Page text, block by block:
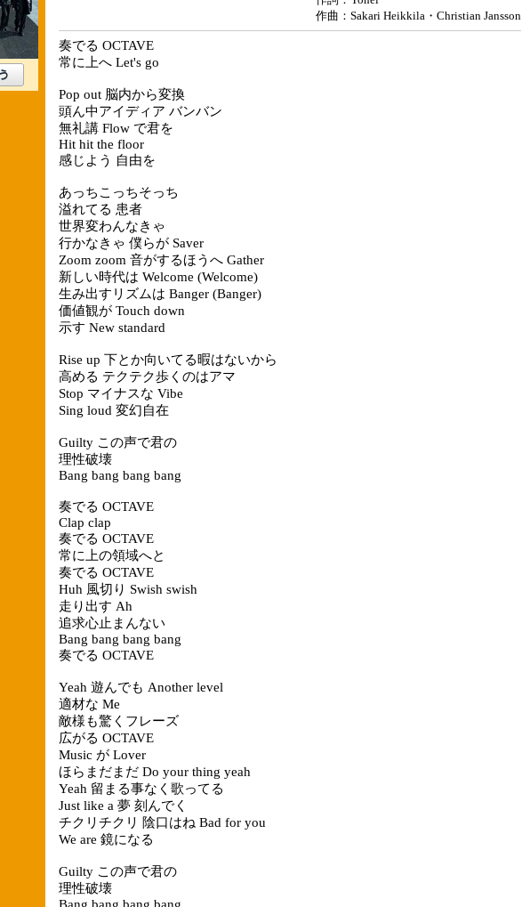
作曲：Sakari Heikkila・Christian Jansson
奏でる OCTAVE
常に上へ Let's go
Pop out 脳内から変換
頭ん中アイディア バンバン
無礼講 Flow で君を
Hit hit the floor
感じよう 自由を
あっちこっちそっち
溢れてる 患者
世界変わんなきゃ
行かなきゃ 僕らが Saver
Zoom zoom 音がするほうへ Gather
新しい時代は Welcome (Welcome)
生み出すリズムは Banger (Banger)
価値観が Touch down
示す New standard
Rise up 下とか向いてる暇はないから
高める テクテク歩くのはアマ
Stop マイナスな Vibe
Sing loud 変幻自在
Guilty この声で君の
理性破壊
Bang bang bang bang
奏でる OCTAVE
Clap clap
奏でる OCTAVE
常に上の領域へと
奏でる OCTAVE
Huh 風切り Swish swish
走り出す Ah
追求心止まんない
Bang bang bang bang
奏でる OCTAVE
Yeah 遊んでも Another level
適材な Me
敵様も驚くフレーズ
広がる OCTAVE
Music が Lover
ほらまだまだ Do your thing yeah
Yeah 留まる事なく歌ってる
Just like a 夢 刻んでく
チクリチクリ 陰口はね Bad for you
We are 鏡になる
Guilty この声で君の
理性破壊
Bang bang bang bang